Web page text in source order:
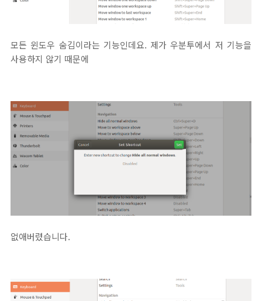
모든 윈도우 숨김이라는 기능인데요. 제가 우분투에서 저 기능을
사용하지 않기 때문에
없애버렸습니다.